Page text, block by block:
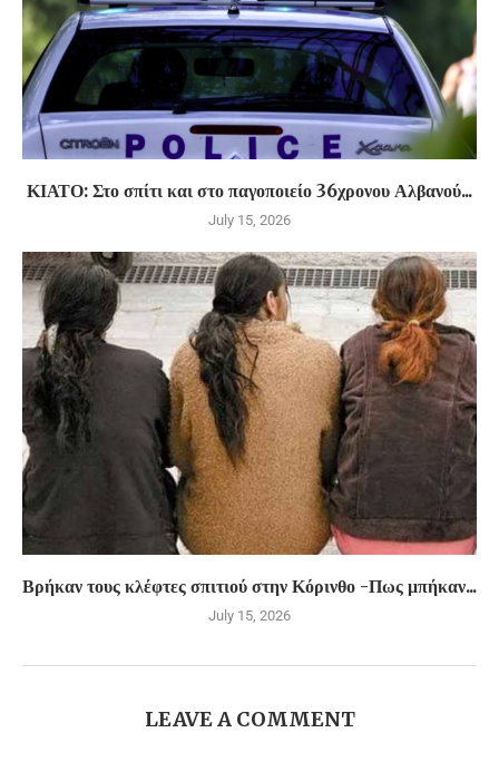
ΚΙΑΤΟ: Στο σπίτι και στο παγοποιείο 36χρονου Αλβανού...
July 15, 2026
Βρήκαν τους κλέφτες σπιτιού στην Κόρινθο -Πως μπήκαν...
July 15, 2026
LEAVE A COMMENT